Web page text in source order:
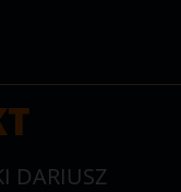
DARIUSZ